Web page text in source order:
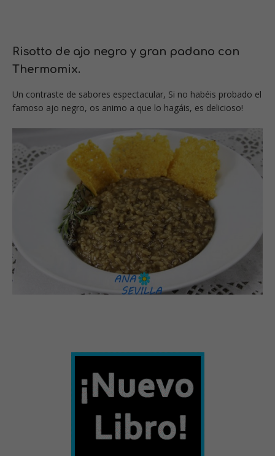
Risotto de ajo negro y gran padano con
Thermomix.
Un contraste de sabores espectacular, Si no habéis probado el
famoso ajo negro, os animo a que lo hagáis, es delicioso!